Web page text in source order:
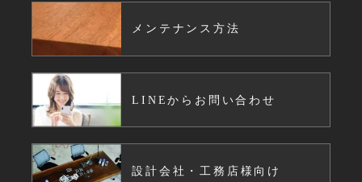
メンテナンス方法
LINEからお問い合わせ
設計会社・工務店様向け